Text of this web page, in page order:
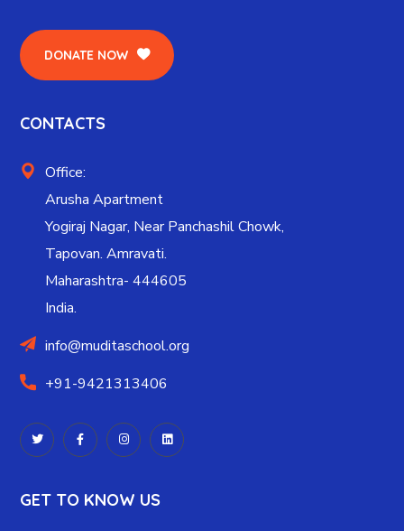
DONATE NOW
CONTACTS
Office:
Arusha Apartment
Yogiraj Nagar, Near Panchashil Chowk,
Tapovan. Amravati.
Maharashtra- 444605
India.
info@muditaschool.org
+91-9421313406
GET TO KNOW US